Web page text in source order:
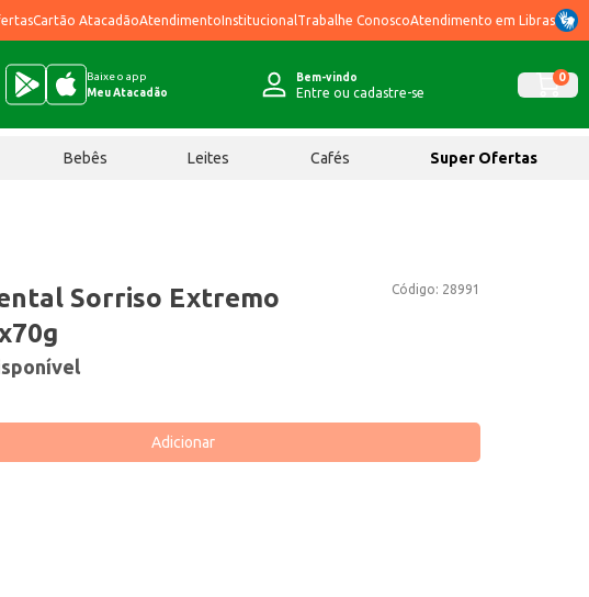
Cartão AtacadãoAtendimentoInstitucional Trabalhe ConoscoAtendimento em Libras
Baixe o app
Meu Atacadão
Bem-vindo
Entre ou cadastre-se
0
Bebês Leites Cafés Super Ofertas
Código: 28991
Sorriso Extremo
Adicionar